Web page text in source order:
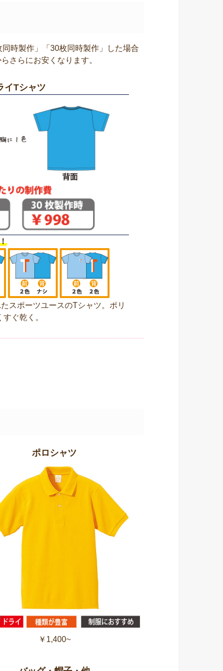
時製作」「30枚同時製作」した場合
さらにお安くなります。
イTシャツ
スポーツユースのTシャツ。ポリ
ぐ乾く。
ポロシャツ
￥1,400~